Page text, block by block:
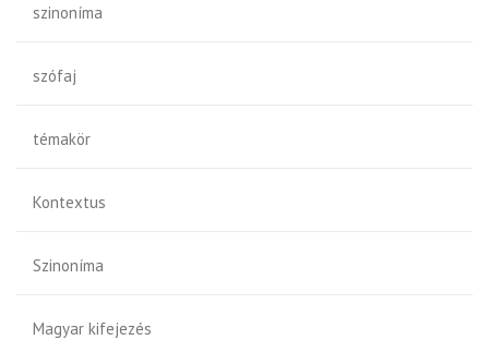
szinoníma
szófaj
témakör
Kontextus
Szinoníma
Magyar kifejezés